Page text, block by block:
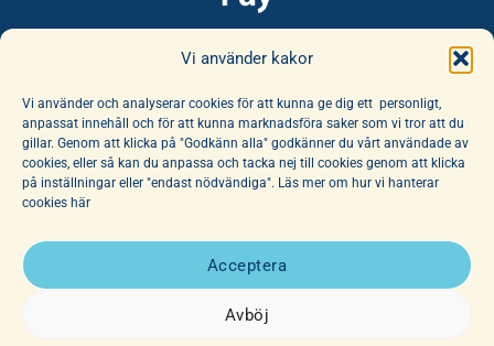
Vi använder kakor
Vi använder och analyserar cookies för att kunna ge dig ett personligt,
anpassat innehåll och för att kunna marknadsföra saker som vi tror att du
gillar. Genom att klicka på "Godkänn alla" godkänner du vårt användade av
cookies, eller så kan du anpassa och tacka nej till cookies genom att klicka
på inställningar eller "endast nödvändiga". Läs mer om hur vi hanterar
cookies här
Acceptera
Avböj
Säker leverans:
utvalda av vår hängivna personal. Vi har dessutom ett stort utbud